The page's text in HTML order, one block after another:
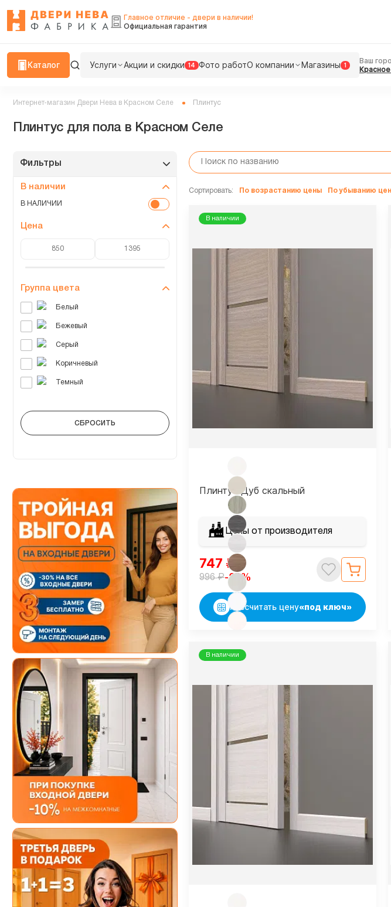
Главное отличие - двери в наличии!
Официальная гарантия
Каталог Услуги Акции и скидки 14 Фото работО компании Магазины 1
Ваш
Интернет-магазин Двери Нева в Красном Селе Плинтус
Плинтус для пола в Красном Селе
Фильтры
В наличии
В НАЛИЧИИ
Цена
Группа цвета
Сортировать: По возрастанию цены По убыванию
В наличии
Плинтус Дуб скальный
Цены от производителя
747 ₽
996₽-25%
Рассчитать цену«под ключ»
В наличии